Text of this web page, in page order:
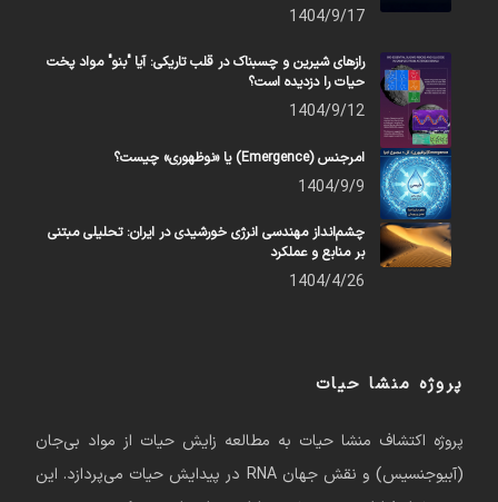
1404/9/17
رازهای شیرین و چسبناک در قلب تاریکی: آیا "بنو" مواد پخت
حیات را دزدیده است؟
1404/9/12
امرجنس (Emergence) یا «نوظهوری» چیست؟
1404/9/9
چشم‌انداز مهندسی انرژی خورشیدی در ایران: تحلیلی مبتنی
بر منابع و عملکرد
1404/4/26
پروژه منشا حیات
پروژه اکتشاف منشا حیات به مطالعه زایش حیات از مواد بی‌جان
(آبیوجنسیس) و نقش جهان RNA در پیدایش حیات می‌پردازد. این